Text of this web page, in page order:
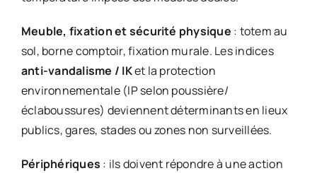
Meuble, fixation et sécurité physique : totem au
sol, borne comptoir, fixation murale. Les indices
anti-vandalisme / IKet la protection
environnementale (IP selon poussière/
éclaboussures) deviennent déterminants en lieux
publics, gares, stades ou zones non surveillées.
Périphériques : ils doivent répondre à une action